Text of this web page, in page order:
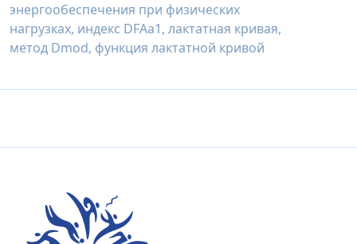
энергообеспечения при физических
нагрузках, индекс DFAa1, лактатная кривая,
метод Dmod, функция лактатной кривой